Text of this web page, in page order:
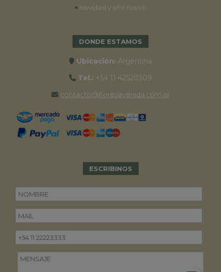
• Navidad y año nuevo
DONDE ESTAMOS
Ubicación: Argentina
Tel.: +54 11 42520309
contacto@floresavenida.com.ar
ESCRIBINOS